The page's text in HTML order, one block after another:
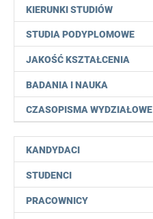
KIERUNKI STUDIÓW
STUDIA PODYPLOMOWE
JAKOŚĆ KSZTAŁCENIA
BADANIA I NAUKA
CZASOPISMA WYDZIAŁOWE
KANDYDACI
STUDENCI
PRACOWNICY